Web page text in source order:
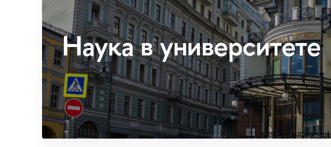
Наука в университете